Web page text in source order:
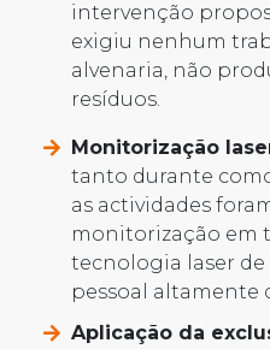
intervenção
exigiu nenhum
alvenaria, não
resíduos.
Monitorização
tanto durante
as actividades
monitorização em
tecnologia laser
pessoal altamente
Aplicação da